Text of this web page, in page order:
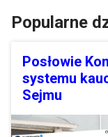
Popularne
Posłowie
systemu
Sejmu